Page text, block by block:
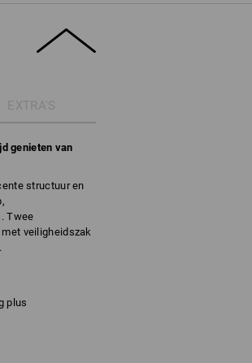
EXTRA'S
genieten van
structuur en
Twee
veiligheidszak
plus